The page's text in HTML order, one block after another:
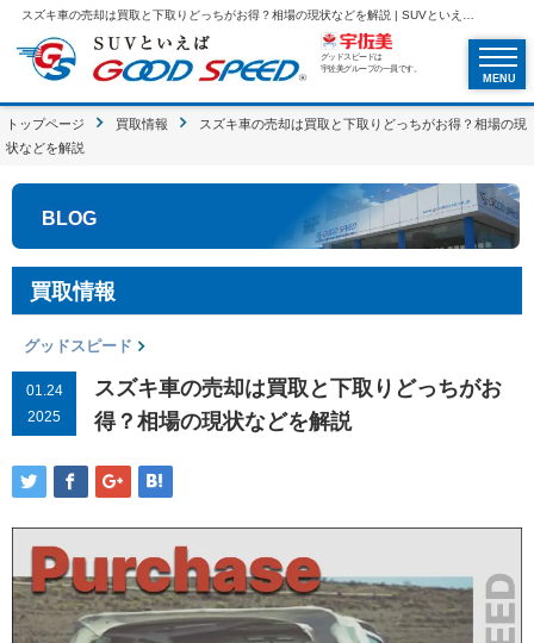
グッドスピードは
宇佐美グループの一員です。
MENU
トップページ 買取情報
スズキ車の売却は買取と下取りどっちがお得？相場の現
状などを解説
BLOG
買取情報
グッドスピード
01.24
2025
スズキ車の売却は買取と下取りどっちがお
得？相場の現状などを解説